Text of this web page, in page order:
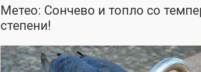
Метео: Сончево и топло со
степени!